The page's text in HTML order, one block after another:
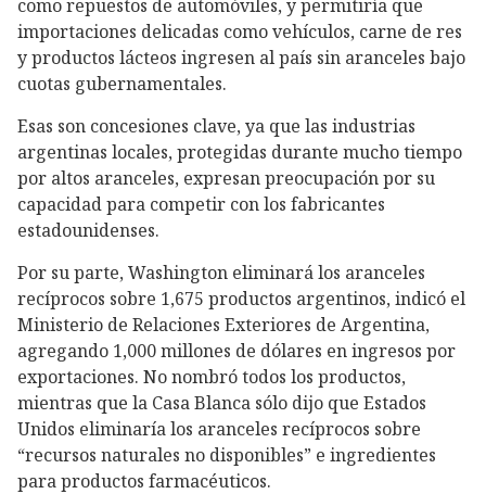
como repuestos de automóviles, y permitiría que
importaciones delicadas como vehículos, carne de res
y productos lácteos ingresen al país sin aranceles bajo
cuotas gubernamentales.
Esas son concesiones clave, ya que las industrias
argentinas locales, protegidas durante mucho tiempo
por altos aranceles, expresan preocupación por su
capacidad para competir con los fabricantes
estadounidenses.
Por su parte, Washington eliminará los aranceles
recíprocos sobre 1,675 productos argentinos, indicó el
Ministerio de Relaciones Exteriores de Argentina,
agregando 1,000 millones de dólares en ingresos por
exportaciones. No nombró todos los productos,
mientras que la Casa Blanca sólo dijo que Estados
Unidos eliminaría los aranceles recíprocos sobre
“recursos naturales no disponibles” e ingredientes
para productos farmacéuticos.